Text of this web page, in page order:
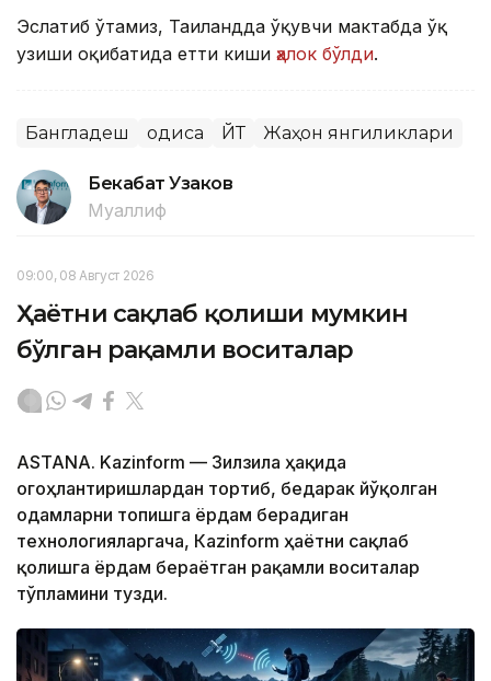
Эслатиб ўтамиз, Таиландда ўқувчи мактабда ўқ
узиши оқибатида етти киши ҳалок бўлди.
Бангладеш Ҳодиса ЙТҲ Жаҳон янгиликлари
Бекабат Узаков
Муаллиф
09:00, 08 Август 2026
Ҳаётни сақлаб қолиши мумкин
бўлган рақамли воситалар
ASTANA. Kazinform — Зилзила ҳақида
огоҳлантиришлардан тортиб, бедарак йўқолган
одамларни топишга ёрдам берадиган
технологияларгача, Кazinform ҳаётни сақлаб
қолишга ёрдам бераётган рақамли воситалар
тўпламини тузди.